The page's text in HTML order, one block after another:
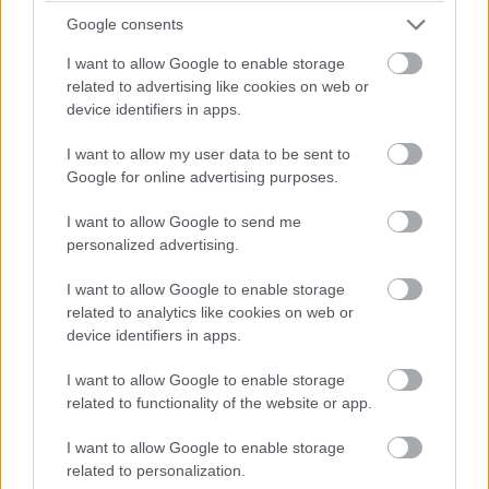
Google consents
I want to allow Google to enable storage
related to advertising like cookies on web or
device identifiers in apps.
I want to allow my user data to be sent to
Google for online advertising purposes.
I want to allow Google to send me
personalized advertising.
I want to allow Google to enable storage
related to analytics like cookies on web or
device identifiers in apps.
I want to allow Google to enable storage
related to functionality of the website or app.
I want to allow Google to enable storage
related to personalization.
és szórakoztató tartalmak is elérhetők az Aquos Net
portálon keresztül. Az új Sharp TV-k egy külön androidos
vagy iOS alkalmazást futtató okostelefonnal vagy
tablettel is vezérelhetők. A felhasználó kedvenc műsorait
és filmjeit rögzítheti a DVB-T vagy a DVB-C tunerről egy
USB külső merevlemezre (PVR). Az LE350 TV-k HDMI
kártyahellyel rendelkeznek USB (2x) és RS-232C
portokhoz. Mindez egy vékony és elegáns forma mögé
rejtve, amely kiválóan illeszkedik bármilyen környezetbe.
A Sharp LE350 sorozata már kapható Magyarországon.
[b] Műszaki jellemzők:[/b] Képernyő méret: 32” és 39”
Full HD panel (1920x1080); tükröződésmentes matt
képernyő HD tuner (DVB-T / DVB-C) Vékony dizájn él-LED
lejátszás USB memóriáról; DivX HD formátum
támogatás A Sharp Electronics vállalat Sharp Electronics